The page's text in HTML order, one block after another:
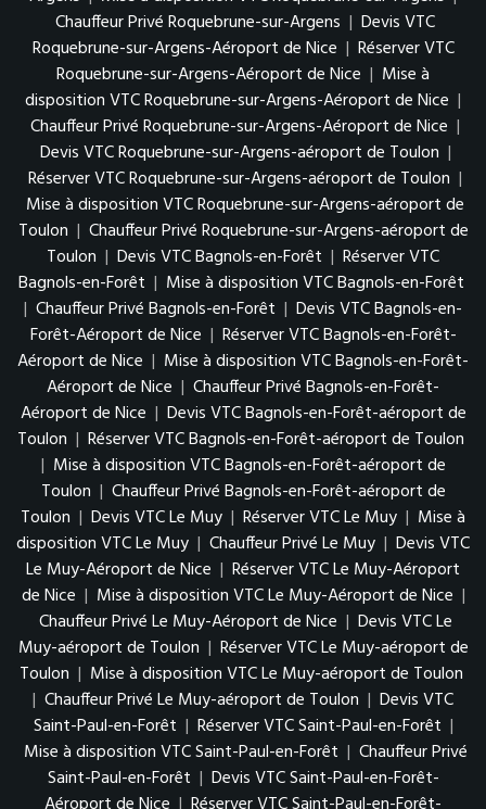
Chauffeur Privé Roquebrune-sur-Argens | Devis VTC
Roquebrune-sur-Argens-Aéroport de Nice | Réserver VTC
Roquebrune-sur-Argens-Aéroport de Nice | Mise à
disposition VTC Roquebrune-sur-Argens-Aéroport de Nice |
Chauffeur Privé Roquebrune-sur-Argens-Aéroport de Nice |
Devis VTC Roquebrune-sur-Argens-aéroport de Toulon |
Réserver VTC Roquebrune-sur-Argens-aéroport de Toulon |
Mise à disposition VTC Roquebrune-sur-Argens-aéroport de
Toulon | Chauffeur Privé Roquebrune-sur-Argens-aéroport de
Toulon | Devis VTC Bagnols-en-Forêt | Réserver VTC
Bagnols-en-Forêt | Mise à disposition VTC Bagnols-en-Forêt
| Chauffeur Privé Bagnols-en-Forêt | Devis VTC Bagnols-en-
Forêt-Aéroport de Nice | Réserver VTC Bagnols-en-Forêt-
Aéroport de Nice | Mise à disposition VTC Bagnols-en-Forêt-
Aéroport de Nice | Chauffeur Privé Bagnols-en-Forêt-
Aéroport de Nice | Devis VTC Bagnols-en-Forêt-aéroport de
Toulon | Réserver VTC Bagnols-en-Forêt-aéroport de Toulon
| Mise à disposition VTC Bagnols-en-Forêt-aéroport de
Toulon | Chauffeur Privé Bagnols-en-Forêt-aéroport de
Toulon | Devis VTC Le Muy | Réserver VTC Le Muy | Mise à
disposition VTC Le Muy | Chauffeur Privé Le Muy | Devis VTC
Le Muy-Aéroport de Nice | Réserver VTC Le Muy-Aéroport
de Nice | Mise à disposition VTC Le Muy-Aéroport de Nice |
Chauffeur Privé Le Muy-Aéroport de Nice | Devis VTC Le
Muy-aéroport de Toulon | Réserver VTC Le Muy-aéroport de
Toulon | Mise à disposition VTC Le Muy-aéroport de Toulon
| Chauffeur Privé Le Muy-aéroport de Toulon | Devis VTC
Saint-Paul-en-Forêt | Réserver VTC Saint-Paul-en-Forêt |
Mise à disposition VTC Saint-Paul-en-Forêt | Chauffeur Privé
Saint-Paul-en-Forêt | Devis VTC Saint-Paul-en-Forêt-